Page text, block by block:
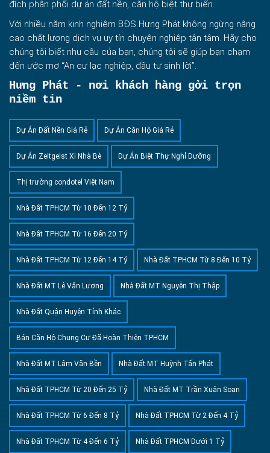
đích phân phối dự án đất nền, căn hộ biệt thự biển.
Với nhiều năm kinh nghiệm BĐS Hưng Phát không ngừng nâng
cao chất lượng dịch vụ uy tín chuyên nghiệp tận tâm. Hãy cho
chúng tôi biết nhu cầu của bạn, chúng tôi sẽ giúp bạn chạm
đến ước mơ “An cư lạc nghiệp, đầu tư sinh lời”.
Hưng Phát - nơi khách hàng gởi trọn
niềm tin
Dự Án Đất Nền Giá Rẻ Dự Án Căn Hộ Giá Rẻ
Dự Án Zeitgeist Xi Nhà Bè Dự Án Biệt Thự Nghỉ Dưỡng
Thị trường condotel Việt Nam
Nhà Đất TPHCM Từ 10 Đến 12 Tỷ
Nhà Đất TPHCM Từ 16 Đến 20 Tỷ
Nhà Đất TPHCM Từ 12 Đến 14 Tỷ Nhà Đất TPHCM Từ 8 Đến 10 Tỷ
Nhà Đất MT Lê Văn Lương Nhà Đất MT Nguyễn Thị Thập
Nhà Đất Quận Huyện Tỉnh Khác
Bán Căn Hộ Chung Cư Đã Hoàn Thiện TPHCM
Nhà Đất MT Lâm Văn Bền Nhà Đất MT Huỳnh Tấn Phát
Nhà Đất TPHCM Từ 20 Đến 25 Tỷ Nhà Đất MT Trần Xuân Soạn
Nhà Đất TPHCM Từ 6 Đến 8 Tỷ Nhà Đất TPHCM Từ 2 Đến 4 Tỷ
Nhà Đất TPHCM Từ 4 Đến 6 Tỷ Nhà Đất TPHCM Dưới 1 Tỷ